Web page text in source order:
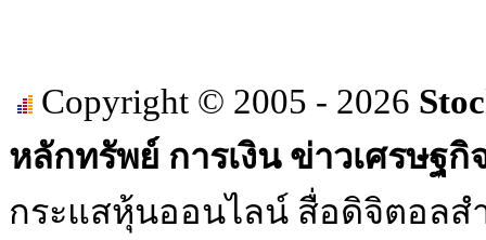
Copyright © 2005 - 2026
หลักทรัพย์ การเงิน ข่าวเศรษฐกิ
กระแสหุ้นออนไลน์ สื่อดิจิตอล